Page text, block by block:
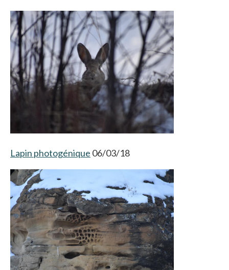
Lapin photogénique 06/03/18